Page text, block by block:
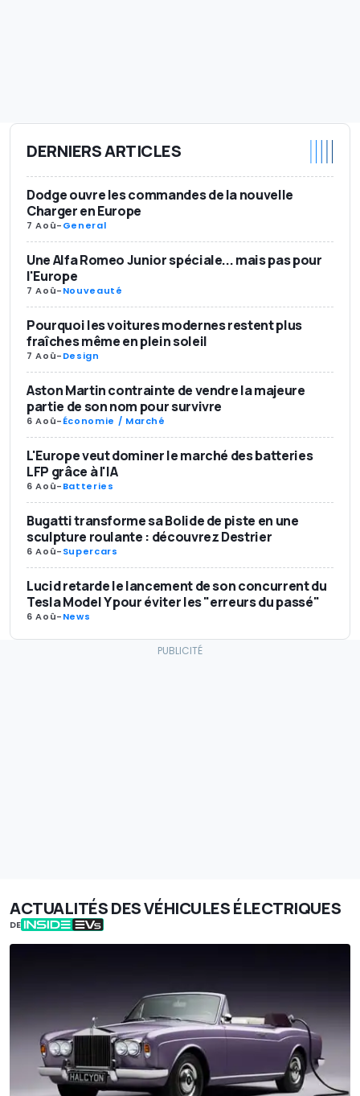
DERNIERS ARTICLES
Dodge ouvre les commandes de la nouvelle
Charger en Europe
7 Aoû-General
Une Alfa Romeo Junior spéciale... mais pas pour
l'Europe
7 Aoû-Nouveauté
Pourquoi les voitures modernes restent plus
fraîches même en plein soleil
7 Aoû-Design
Aston Martin contrainte de vendre la majeure
partie de son nom pour survivre
6 Aoû-Économie / Marché
L'Europe veut dominer le marché des batteries
LFP grâce à l'IA
6 Aoû-Batteries
Bugatti transforme sa Bolide de piste en une
sculpture roulante : découvrez Destrier
6 Aoû-Supercars
Lucid retarde le lancement de son concurrent du
Tesla Model Y pour éviter les "erreurs du passé"
6 Aoû-News
ACTUALITÉS DES VÉHICULES ÉLECTRIQUES
DE